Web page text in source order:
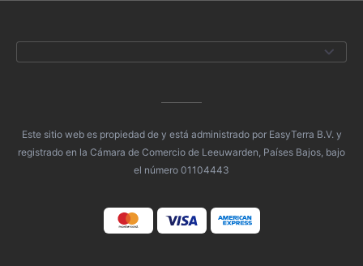
Este sitio web es propiedad de y está administrado por EasyTerra B.V. y
registrado en la Cámara de Comercio de Leeuwarden, Países Bajos, bajo
el número 01104443